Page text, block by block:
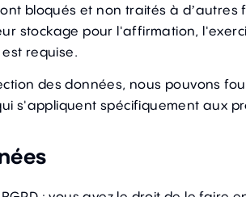
bloqués et non traités à
stockage pour l'affirmation,
requise.
des données, nous pouvons
s'appliquent spécifiquement aux